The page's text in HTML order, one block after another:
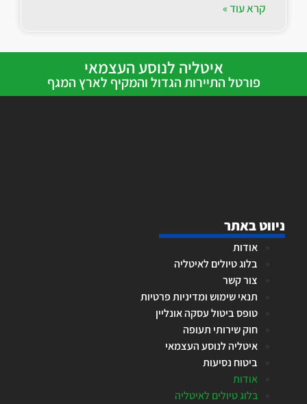
קרא עוד »
איטליה לנוסע העצמאי
פורטל התיירות הגדול והמקיף לארץ המגף
ניווט באתר
אודות
בלוג טיולים לאיטליה
צור קשר
תנאי שימוש ומדיניות פרטיות
טופס ביטול עסקה אונליין
חוק שירותי תעופה
איטליה לנוסע העצמאי
ביטוח נסיעות
אודות
בלוג טיולים לאיטליה